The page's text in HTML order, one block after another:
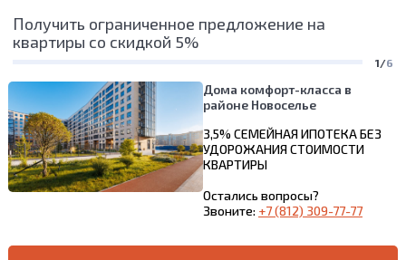
Получить ограниченное предложение на
квартиры со скидкой 5%
1/6
Дома комфорт-класса в
районе Новоселье
3,5% СЕМЕЙНАЯ ИПОТЕКА БЕЗ
УДОРОЖАНИЯ СТОИМОСТИ
КВАРТИРЫ
Остались вопросы?
Звоните: +7 (812) 309-77-77